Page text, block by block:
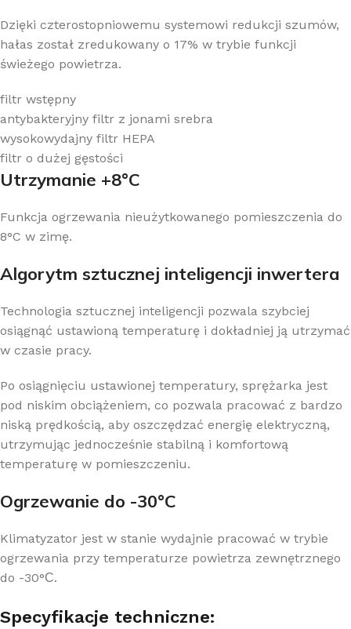
Dzięki czterostopniowemu systemowi redukcji szumów,
hałas został zredukowany o 17% w trybie funkcji
świeżego powietrza.
filtr wstępny
antybakteryjny filtr z jonami srebra
wysokowydajny filtr HEPA
filtr o dużej gęstości
Utrzymanie +8°C
Funkcja ogrzewania nieużytkowanego pomieszczenia do
8°C w zimę.
Algorytm sztucznej inteligencji inwertera
Technologia sztucznej inteligencji pozwala szybciej
osiągnąć ustawioną temperaturę i dokładniej ją utrzymać
w czasie pracy.
Po osiągnięciu ustawionej temperatury, sprężarka jest
pod niskim obciążeniem, co pozwala pracować z bardzo
niską prędkością, aby oszczędzać energię elektryczną,
utrzymując jednocześnie stabilną i komfortową
temperaturę w pomieszczeniu.
Ogrzewanie do -30°С
Klimatyzator jest w stanie wydajnie pracować w trybie
ogrzewania przy temperaturze powietrza zewnętrznego
do -30°С.
Specyfikacje techniczne: